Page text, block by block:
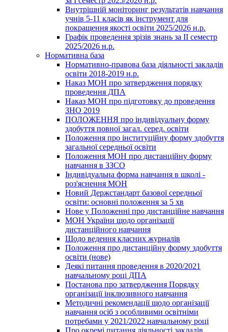
Внутрішній моніторинг результатів навчання
учнів 5-11 класів як інструмент для
покращення якості освіти 2025/2026 н.р.
Графік проведення зрізів знань за ІІ семестр
2025/2026 н.р.
Нормативна база
Нормативно-правова база діяльності закладів
освіти 2018-2019 н.р.
Наказ МОН про затвердження порядку
проведення ДПА
Наказ МОН про підготовку до проведення
ЗНО 2019
ПОЛОЖЕННЯ про індивідуальну форму
здобуття повної загал. серед. освіти
Положення про інституційну форму здобуття
загальної середньої освіти
Положення МОН про дистанційну форму
навчання в ЗЗСО
Індивідуальна форма навчання в школі -
роз'яснення МОН
Новий Держстандарт базової середньої
освіти: основні положення за 5 хв
Нове у Положенні про дистанційне навчання
МОН України щодо організації
дистанційного навчання
Щодо ведення класних журналів
Положення про дистанційну форму здобуття
освіти (нове)
Деякі питання проведення в 2020/2021
навчальному році ДПА
Постанова про затвердження Порядку
організації інклюзивного навчання
Методичні рекомендації щодо організації
навчання осіб з особливими освітніми
потребами у 2021/2022 навчальному році
Про окремі питання діяльності закладів